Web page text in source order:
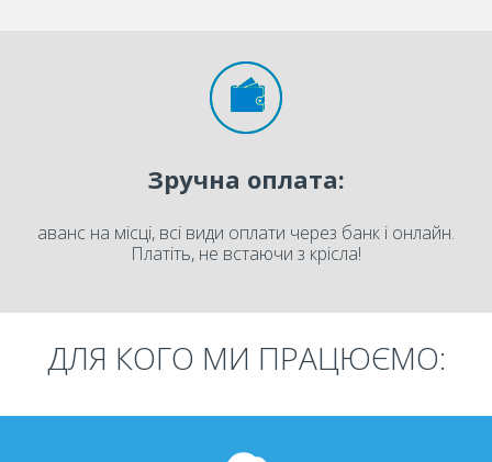
Зручна оплата:
аванс на місці, всі види оплати через банк і онлайн.
Платіть, не встаючи з крісла!
ДЛЯ КОГО МИ ПРАЦЮЄМО: